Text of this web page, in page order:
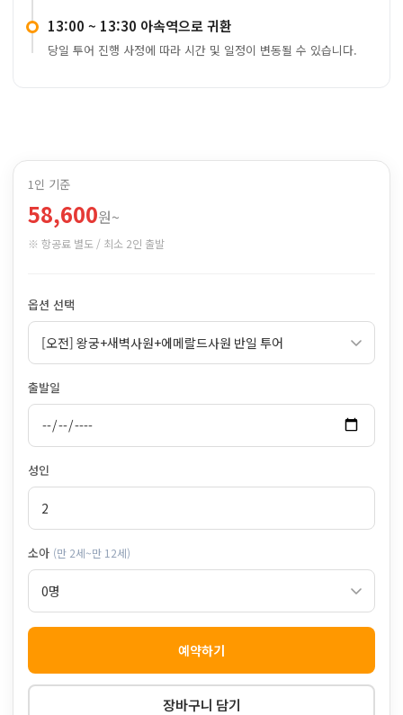
13:00 ~ 13:30 아속역으로 귀환
당일 투어 진행 사정에 따라 시간 및 일정이 변동될 수 있습니다.
1인 기준
58,600원~
※ 항공료 별도 / 최소 2인 출발
옵션 선택
출발일
성인
소아 (만 2세~만 12세)
예약하기
장바구니 담기